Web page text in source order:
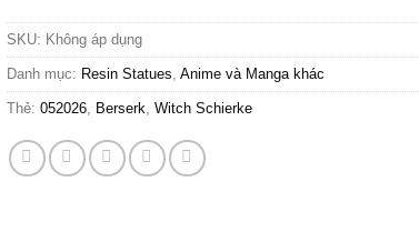
SKU: Không áp dụng
Danh mục: Resin Statues Anime và Manga khác
Thẻ: 052026 Berserk Witch Schierke